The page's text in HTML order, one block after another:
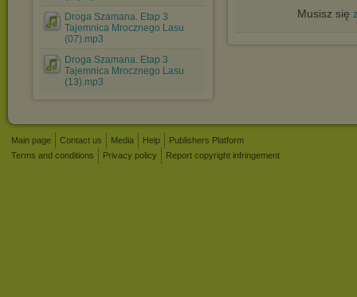
Droga Szamana. Etap 3
Tajemnica Mrocznego Lasu
(07).mp3
Droga Szamana. Etap 3
Tajemnica Mrocznego Lasu
(13).mp3
Musisz się
Main page Contact us Media Help
Publishers Platform
Terms and conditions
Privacy policy Report copyright infringement